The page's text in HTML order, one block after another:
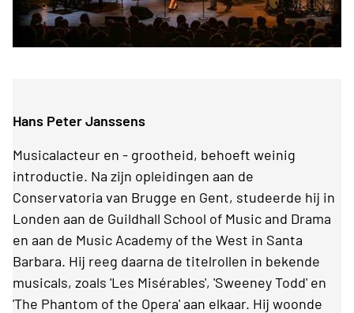
Hans Peter Janssens
Musicalacteur en - grootheid, behoeft weinig
introductie. Na zijn opleidingen aan de
Conservatoria van Brugge en Gent, studeerde hij in
Londen aan de Guildhall School of Music and Drama
en aan de Music Academy of the West in Santa
Barbara. Hij reeg daarna de titelrollen in bekende
musicals, zoals 'Les Misérables', 'Sweeney Todd' en
'The Phantom of the Opera' aan elkaar. Hij woonde